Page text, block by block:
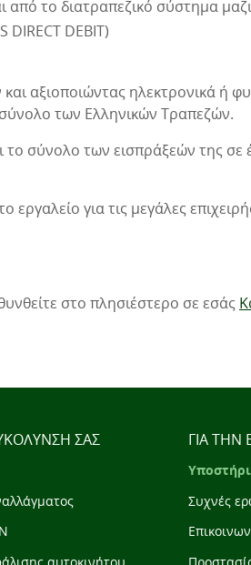
από το διατραπεζικό σύστημα
DEBIT)
αξιοποιώντας ηλεκτρονικά ή
των Ελληνικών Τραπεζών.
το σύνολο των εισπράξεών της
εργαλείο για τις μεγάλες
στο πλησιέστερο σε εσάς
ΣΑΣ ΓΙΑ ΤΗΝ
Συχνές